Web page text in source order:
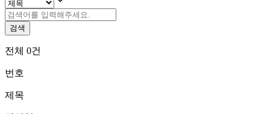
검색
전체 0건
번호
제목